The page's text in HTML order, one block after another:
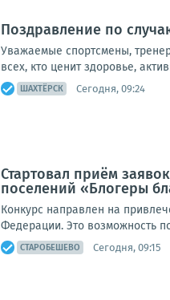
Поздравление по
Уважаемые спортсмены,
всех, кто ценит здоровье,
ШАХТЁРСК Сегодня, 09:24
Стартовал приём
поселений «Блогеры
Конкурс направлен на
Федерации. Это возможность
СТАРОБЕШЕВО Сегодня, 09:15